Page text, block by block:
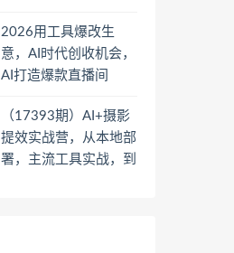
2026用工具爆改生
意，AI时代创收机会，
AI打造爆款直播间
（17393期）AI+摄影
提效实战营，从本地部
署，主流工具实战，到